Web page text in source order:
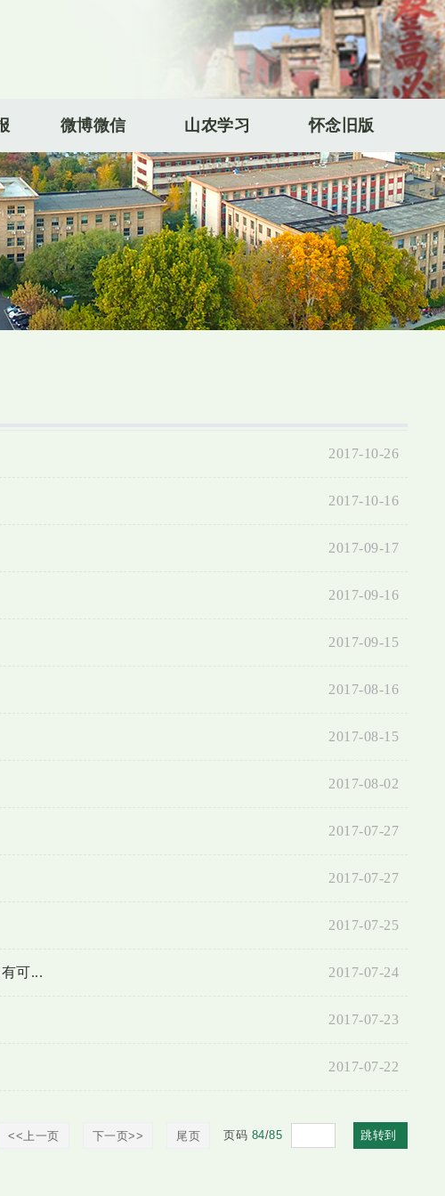
微博微信 山农学习 怀念旧版
2017-10-26
2017-10-16
2017-09-17
2017-09-16
2017-09-15
2017-08-16
2017-08-15
2017-08-02
2017-07-27
2017-07-27
2017-07-25
可... 2017-07-24
2017-07-23
2017-07-22
<<上一页 下一页>> 尾页 页码 84/85 跳转到